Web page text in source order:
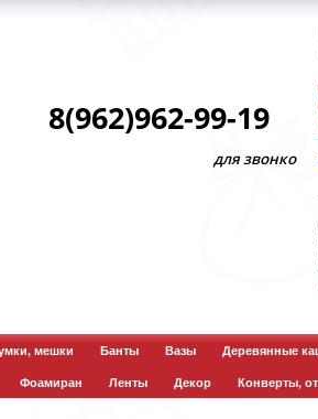
8(962)962-99-19
для звонков по
мешки Банты Вазы Деревянные
Фоамиран Ленты Декор Конверты,